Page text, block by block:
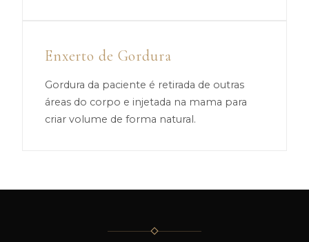
Enxerto de Gordura
Gordura da paciente é retirada de outras
áreas do corpo e injetada na mama para
criar volume de forma natural.